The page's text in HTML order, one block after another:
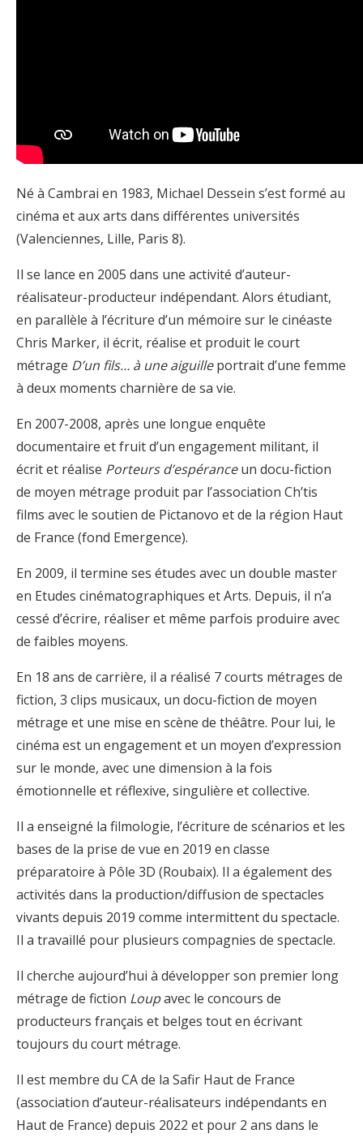
Né à Cambrai en 1983, Michael Dessein s’est formé au
cinéma et aux arts dans différentes universités
(Valenciennes, Lille, Paris 8).
Il se lance en 2005 dans une activité d’auteur-
réalisateur-producteur indépendant. Alors étudiant,
en parallèle à l’écriture d’un mémoire sur le cinéaste
Chris Marker, il écrit, réalise et produit le court
métrage D’un fils… à une aiguilleportrait d’une femme
à deux moments charnière de sa vie.
En 2007-2008, après une longue enquête
documentaire et fruit d’un engagement militant, il
écrit et réalise Porteurs d’espéranceun docu-fiction
de moyen métrage produit par l’association Ch’tis
films avec le soutien de Pictanovo et de la région Haut
de France (fond Emergence).
En 2009, il termine ses études avec un double master
en Etudes cinématographiques et Arts. Depuis, il n’a
cessé d’écrire, réaliser et même parfois produire avec
de faibles moyens.
En 18 ans de carrière, il a réalisé 7 courts métrages de
fiction, 3 clips musicaux, un docu-fiction de moyen
métrage et une mise en scène de théâtre. Pour lui, le
cinéma est un engagement et un moyen d’expression
sur le monde, avec une dimension à la fois
émotionnelle et réflexive, singulière et collective.
Il a enseigné la filmologie, l’écriture de scénarios et les
bases de la prise de vue en 2019 en classe
préparatoire à Pôle 3D (Roubaix). Il a également des
activités dans la production/diffusion de spectacles
vivants depuis 2019 comme intermittent du spectacle.
Il a travaillé pour plusieurs compagnies de spectacle.
Il cherche aujourd’hui à développer son premier long
métrage de fiction Loupavec le concours de
producteurs français et belges tout en écrivant
toujours du court métrage.
Il est membre du CA de la Safir Haut de France
(association d’auteur-réalisateurs indépendants en
Haut de France) depuis 2022 et pour 2 ans dans le